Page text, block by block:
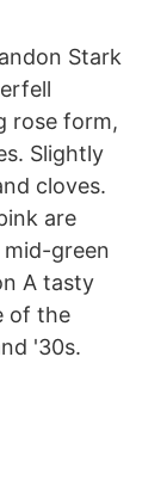
Stark
rose form,
Slightly
cloves.
are
green
A tasty
of the
'30s.